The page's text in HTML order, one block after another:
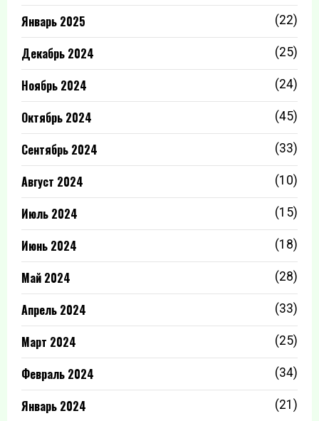
Январь 2025 (22)
Декабрь 2024 (25)
Ноябрь 2024 (24)
Октябрь 2024 (45)
Сентябрь 2024 (33)
Август 2024 (10)
Июль 2024 (15)
Июнь 2024 (18)
Май 2024 (28)
Апрель 2024 (33)
Март 2024 (25)
Февраль 2024 (34)
Январь 2024 (21)